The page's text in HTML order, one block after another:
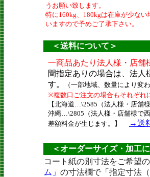
うお願い致します。
特に160kg、180kgは在庫が少な
いますので予めご了承下さい。
＜送料について＞
＜オーダーサイズ・加工に
コート紙の別寸法をご希望
ム」 の寸法欄で「指定寸法